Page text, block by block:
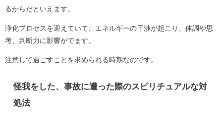
るからだといえます。
浄化プロセスを迎えていて、エネルギーの干渉が起こり、体調や思
考、判断力に影響がでます。
注意して過ごすことを求められる時期なのです。
怪我をした、事故に遭った際のスピリチュアルな対
処法